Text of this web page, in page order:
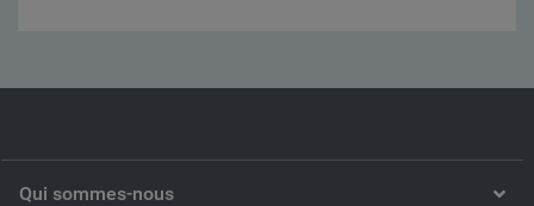
Qui sommes-nous